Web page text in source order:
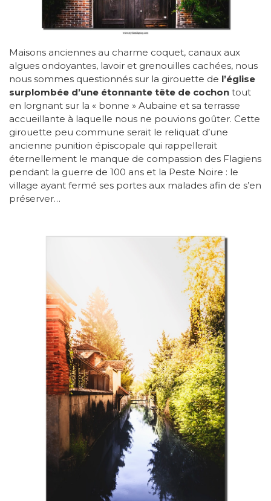
Maisons anciennes au charme coquet, canaux aux
algues ondoyantes, lavoir et grenouilles cachées, nous
nous sommes questionnés sur la girouette de l’église
surplombée d’une étonnante tête de cochon tout
en lorgnant sur la « bonne » Aubaine et sa terrasse
accueillante à laquelle nous ne pouvions goûter. Cette
girouette peu commune serait le reliquat d’une
ancienne punition épiscopale qui rappellerait
éternellement le manque de compassion des Flagiens
pendant la guerre de 100 ans et la Peste Noire : le
village ayant fermé ses portes aux malades afin de s’en
préserver…